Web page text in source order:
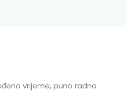
vrijeme, puno radno